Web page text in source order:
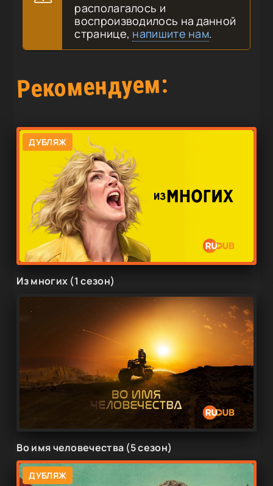
располагалось и
воспроизводилось на данной
странице, напишите нам.
Рекомендуем:
ДУБЛЯЖ
Из многих (1 сезон)
Во имя человечества (5 сезон)
ДУБЛЯЖ